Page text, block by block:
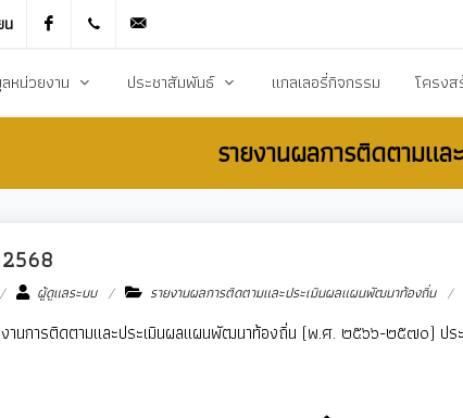
น Facebook 021905536
หน่วยงาน
ศาสตร์การพัฒนา
ประชาสัมพันธ์
ข่าวประชาสัมพันธ์/ประกาศ
ศูนย์รับเรื่องร้องเรียน/ร้องทุกข์
แกลเลอรี่กิจกรรม โครง
คณะผู้
สำนักปลัด
รายงานผลการติดตามแ
ผู้ดูแลระบบ รายงานผลการติดตามและประเมินผลแผนพัฒนาท้องถิ่น
งานการติดตามและประเมินผลแผนพัฒนาท้องถิ่น (พ.ศ. ๒๕๖๖-๒๕๗๐) ป